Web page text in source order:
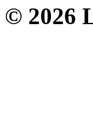
© 2026